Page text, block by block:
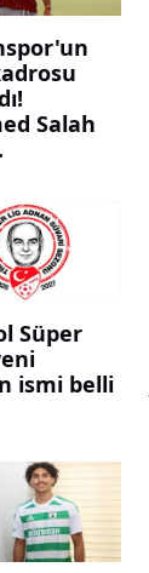
Salah
Süper
ismi belli